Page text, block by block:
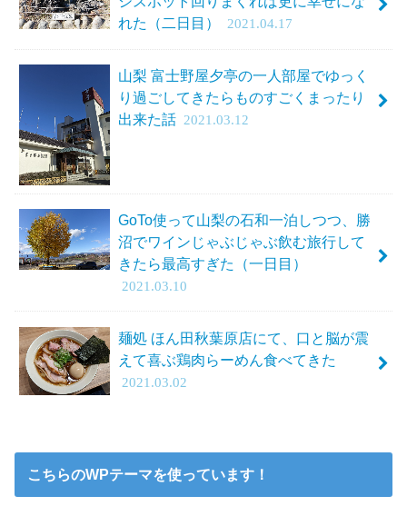
れた（二日目）
2021.04.17
山梨 富士野屋夕亭の一人部屋でゆっく
り過ごしてきたらものすごくまったり
出来た話 2021.03.12
GoTo使って山梨の石和一泊しつつ、勝
沼でワインじゃぶじゃぶ飲む旅行して
きたら最高すぎた（一日目）
2021.03.10
麺処 ほん田秋葉原店にて、口と脳が震
えて喜ぶ鶏肉らーめん食べてきた
2021.03.02
こちらのWPテーマを使っています！